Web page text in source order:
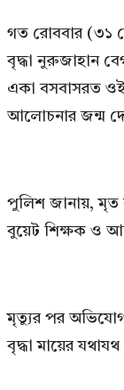
গত রোববার (৩১
বৃদ্ধা নুরুজাহান
একা বসবাসরত
আলোচনার জন্ম
পুলিশ জানায়, মৃত
বুয়েট শিক্ষক ও
মৃত্যুর পর অভিযোগ
বৃদ্ধা মায়ের